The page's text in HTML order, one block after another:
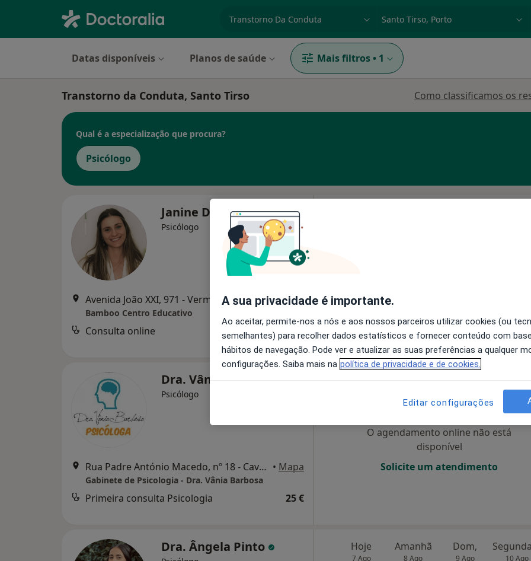
Datas disponíveis Planos de saúde Mais filtros • 1
Transtorno da Conduta, Santo Tirso Como classificamos os
Qual é a especialização que procura?
Psicólogo
Janine Dias
Psicólogo
Avenida João XXI, 971 - Vermoim, Vila Nova de Famalicão •Mapa
Bamboo Centro Educativo
Consulta online Serviço gratuito
Solicite um atendimento
Dra. Vânia Barbosa
Psicólogo
Rua Padre António Macedo, nº 18 - Cavalões, Vila Nova de Famalicão • Mapa
Gabinete de Psicologia - Dra. Vânia Barbosa
Primeira consulta Psicologia 25 €
10 Ago
O agendamento online não está
disponível
Solicite um atendimento
Dra. Ângela Pinto Hoje
7 Ago
Amanhã
8 Ago
Dom,
9 Ago 10 Ago
A sua privacidade é importante.
Ao aceitar, permite-nos a nós e aos nossos parceiros utilizar cookies (ou
semelhantes) para recolher dados estatísticos e fornecer conteúdo com
hábitos de navegação. Pode ver e atualizar as suas preferências a qualquer
configurações. Saiba mais na política de privacidade e de cookies.
Editar configurações